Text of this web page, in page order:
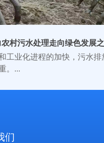
村污水处理走向绿色发展
工业化进程的加快，污水
。...
们